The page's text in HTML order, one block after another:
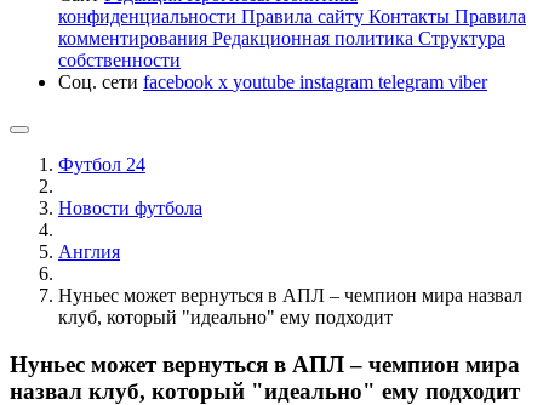
конфиденциальности Правила сайту Контакты Правила
комментирования Редакционная политика Структура
собственности
Соц. сети facebook x youtube instagram telegram viber
Футбол 24
Новости футбола
Англия
Нуньес может вернуться в АПЛ – чемпион мира назвал
клуб, который "идеально" ему подходит
Нуньес может вернуться в АПЛ – чемпион мира
назвал клуб, который "идеально" ему подходит